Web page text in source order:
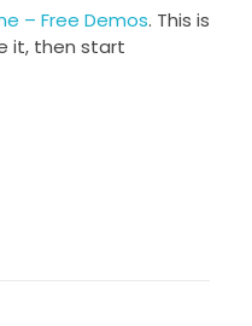
– Free Demos. This is
it, then start